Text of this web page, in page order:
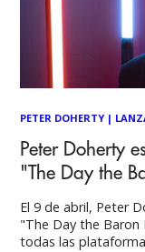
PETER DOHERTY|
Peter Doherty
"The Day the
El 9 de abril, Peter
"The Day the Baron
todas las